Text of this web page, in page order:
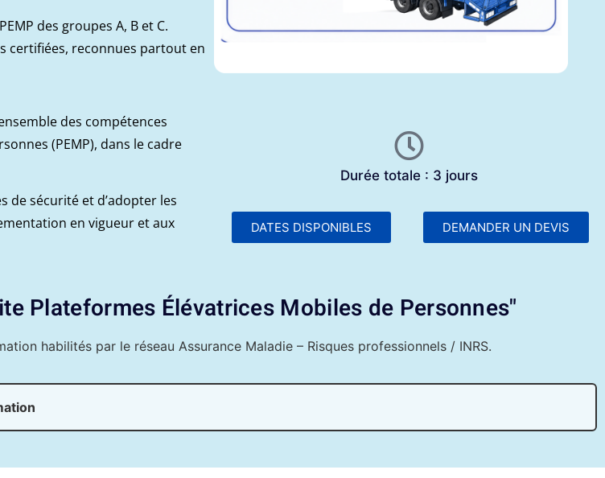
des groupes A, B et C.
certifiées, reconnues partout en
des compétences
(PEMP), dans le cadre
de sécurité et d’adopter les
en vigueur et aux
Durée totale : 3 jours
DATES DISPONIBLES DEMANDER UN DEVIS
Plateformes Élévatrices Mobiles de Personnes"
habilités par le réseau Assurance Maladie – Risques professionnels / INRS.